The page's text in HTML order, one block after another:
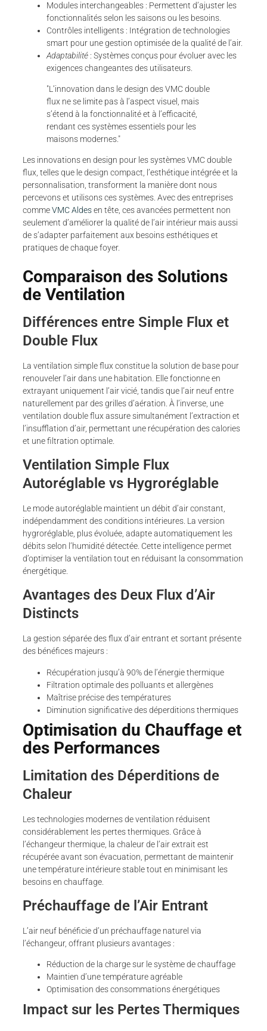
Modules interchangeables : Permettent d’ajuster les
fonctionnalités selon les saisons ou les besoins.
Contrôles intelligents : Intégration de technologies
smart pour une gestion optimisée de la qualité de l’air.
Adaptabilité : Systèmes conçus pour évoluer avec les
exigences changeantes des utilisateurs.
"L’innovation dans le design des VMC double
flux ne se limite pas à l’aspect visuel, mais
s’étend à la fonctionnalité et à l’efficacité,
rendant ces systèmes essentiels pour les
maisons modernes."
Les innovations en design pour les systèmes VMC double
flux, telles que le design compact, l’esthétique intégrée et la
personnalisation, transforment la manière dont nous
percevons et utilisons ces systèmes. Avec des entreprises
commeVMC Aldesen tête, ces avancées permettent non
seulement d’améliorer la qualité de l’air intérieur mais aussi
de s’adapter parfaitement aux besoins esthétiques et
pratiques de chaque foyer.
Comparaison des Solutions
de Ventilation
Différences entre Simple Flux et
Double Flux
La ventilation simple flux constitue la solution de base pour
renouveler l’air dans une habitation. Elle fonctionne en
extrayant uniquement l’air vicié, tandis que l’air neuf entre
naturellement par des grilles d’aération. À l’inverse, une
ventilation double flux assure simultanément l’extraction et
l’insufflation d’air, permettant une récupération des calories
et une filtration optimale.
Ventilation Simple Flux
Autoréglable vs Hygroréglable
Le mode autoréglable maintient un débit d’air constant,
indépendamment des conditions intérieures. La version
hygroréglable, plus évoluée, adapte automatiquement les
débits selon l’humidité détectée. Cette intelligence permet
d’optimiser la ventilation tout en réduisant la consommation
énergétique.
Avantages des Deux Flux d’Air
Distincts
La gestion séparée des flux d’air entrant et sortant présente
des bénéfices majeurs :
Récupération jusqu’à 90% de l’énergie thermique
Filtration optimale des polluants et allergènes
Maîtrise précise des températures
Diminution significative des déperditions thermiques
Optimisation du Chauffage et
des Performances
Limitation des Déperditions de
Chaleur
Les technologies modernes de ventilation réduisent
considérablement les pertes thermiques. Grâce à
l’échangeur thermique, la chaleur de l’air extrait est
récupérée avant son évacuation, permettant de maintenir
une température intérieure stable tout en minimisant les
besoins en chauffage.
Préchauffage de l’Air Entrant
L’air neuf bénéficie d’un préchauffage naturel via
l’échangeur, offrant plusieurs avantages :
Réduction de la charge sur le système de chauffage
Maintien d’une température agréable
Optimisation des consommations énergétiques
Impact sur les Pertes Thermiques